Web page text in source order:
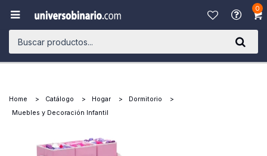
0

Home Catálogo Hogar
Dormitorio
Muebles y Decoración Infantil